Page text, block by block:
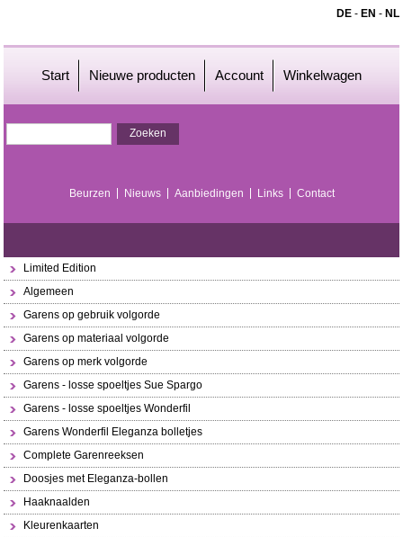
DE- EN - NL
Start Nieuwe producten Account Winkelwagen
Beurzen Nieuws Aanbiedingen Links Contact
Limited Edition
Algemeen
Garens op gebruik volgorde
Garens op materiaal volgorde
Garens op merk volgorde
Garens - losse spoeltjes Sue Spargo
Garens - losse spoeltjes Wonderfil
Garens Wonderfil Eleganza bolletjes
Complete Garenreeksen
Doosjes met Eleganza-bollen
Haaknaalden
Kleurenkaarten